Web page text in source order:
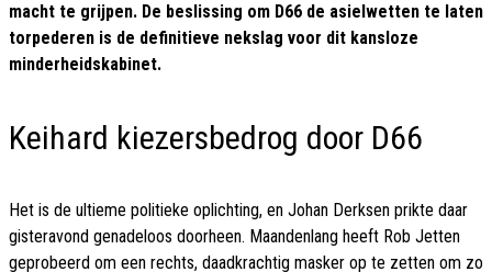
macht te grijpen. De beslissing om D66 de asielwetten te laten
torpederen is de definitieve nekslag voor dit kansloze
minderheidskabinet.
Keihard kiezersbedrog door D66
Het is de ultieme politieke oplichting, en Johan Derksen prikte daar
gisteravond genadeloos doorheen. Maandenlang heeft Rob Jetten
geprobeerd om een rechts, daadkrachtig masker op te zetten om zo